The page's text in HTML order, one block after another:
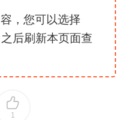
，您可以选择
之后刷新本页面查
1